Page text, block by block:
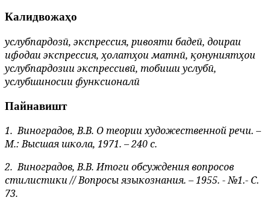
Калидвожаҳо
услубпардозӣ, экспрессия, ривояти бадеӣ, доираи
ифодаи экспрессия, ҳолатҳои матнӣ, қонуниятҳои
услубпардозии экспрессивӣ, тобиши услубӣ,
услубшиносии функсионалӣ
Пайнавишт
1. Виноградов, В.В. О теории художественной речи. –
М.: Высшая школа, 1971. – 240 с.
2. Виноградов, В.В. Итоги обсуждения вопросов
стилистики // Вопросы языкознания. – 1955. - №1.- С.
73.